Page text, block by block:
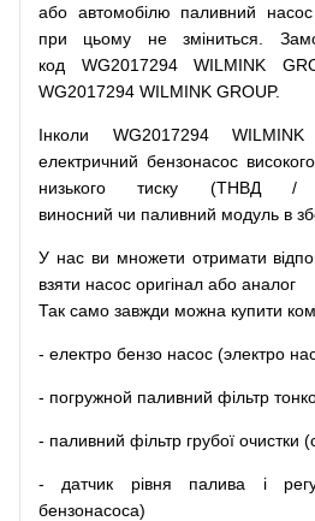
або автомобілю паливний насос
при
цьому не зміниться
код WG2017294 WILMINK
WG2017294 WILMINK GROUP.
Інколи WG2017294
електричний бензонасос високого
низького
тиску (ТНВД /
виносний чи паливний модуль в
У нас ви множети отримати
взяти насос оригінал або аналог
Так само завжди можна купити
- електро бензо насос (электро
- погружной паливний фільтр
- паливний фільтр грубої очистки (
- датчик рівня палива і
бензонасоса)